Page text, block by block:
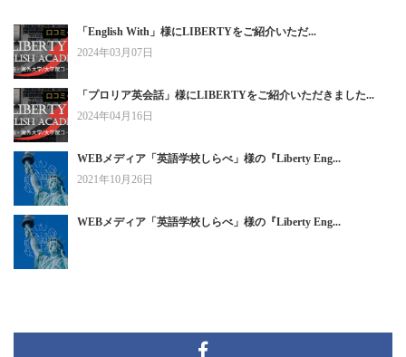
「English With」様にLIBERTYをご紹介いただ...
2024年03月07日
「プロリア英会話」様にLIBERTYをご紹介いただきました...
2024年04月16日
WEBメディア「英語学校しらべ」様の『Liberty Eng...
2021年10月26日
WEBメディア「英語学校しらべ」様の『Liberty Eng...